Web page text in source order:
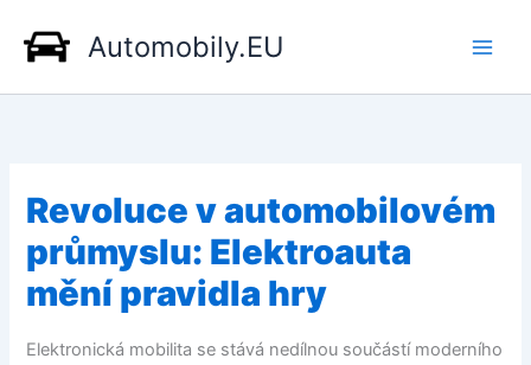
obsah
Automobily.EU
Revoluce v automobilovém
průmyslu: Elektroauta
mění pravidla hry
Elektronická mobilita se stává nedílnou součástí moderního